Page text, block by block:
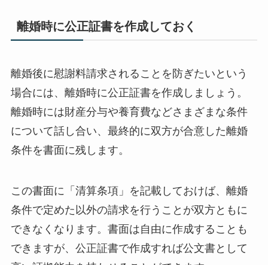
離婚時に公正証書を作成しておく
離婚後に慰謝料請求されることを防ぎたいという
場合には、離婚時に公正証書を作成しましょう。
離婚時には財産分与や養育費などさまざまな条件
について話し合い、最終的に双方が合意した離婚
条件を書面に残します。
この書面に「清算条項」を記載しておけば、離婚
条件で定めた以外の請求を行うことが双方ともに
できなくなります。書面は自由に作成することも
できますが、公正証書で作成すれば公文書として